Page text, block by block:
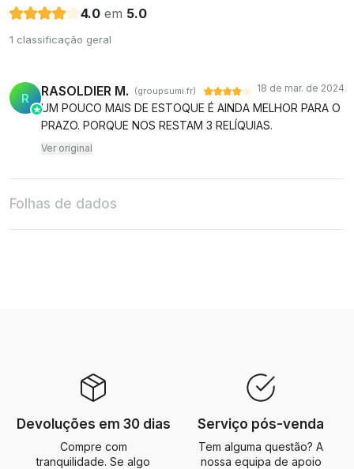
4.0 em 5.0
1 classificação geral
R RASOLDIER M. (groupsumi.fr) 18 de mar. de 2024
UM POUCO MAIS DE ESTOQUE É AINDA MELHOR PARA O
PRAZO. PORQUE NOS RESTAM 3 RELÍQUIAS.
Ver original
Folhas de dados
Devoluções em 30 dias
Compre com
tranquilidade. Se algo
Serviço pós-venda
Tem alguma questão? A
nossa equipa de apoio